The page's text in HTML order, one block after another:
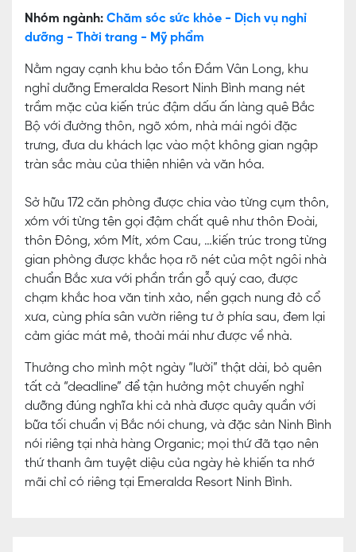
Nhóm ngành: Chăm sóc sức khỏe - Dịch vụ nghỉ
dưỡng - Thời trang - Mỹ phẩm
Nằm ngay cạnh khu bảo tồn Đầm Vân Long, khu
nghỉ dưỡng Emeralda Resort Ninh Bình mang nét
trầm mặc của kiến trúc đậm dấu ấn làng quê Bắc
Bộ với đường thôn, ngõ xóm, nhà mái ngói đặc
trưng, đưa du khách lạc vào một không gian ngập
tràn sắc màu của thiên nhiên và văn hóa.
Sở hữu 172 căn phòng được chia vào từng cụm thôn,
xóm với từng tên gọi đậm chất quê như thôn Đoài,
thôn Đông, xóm Mít, xóm Cau, …kiến trúc trong từng
gian phòng được khắc họa rõ nét của một ngôi nhà
chuẩn Bắc xưa với phần trần gỗ quý cao, được
chạm khắc hoa văn tinh xảo, nền gạch nung đỏ cổ
xưa, cùng phía sân vườn riêng tư ở phía sau, đem lại
cảm giác mát mẻ, thoải mái như được về nhà.
Thưởng cho mình một ngày “lười” thật dài, bỏ quên
tất cả “deadline” để tận hưởng một chuyến nghỉ
dưỡng đúng nghĩa khi cả nhà được quây quần với
bữa tối chuẩn vị Bắc nói chung, và đặc sản Ninh Bình
nói riêng tại nhà hàng Organic; mọi thứ đã tạo nên
thứ thanh âm tuyệt diệu của ngày hè khiến ta nhớ
mãi chỉ có riêng tại Emeralda Resort Ninh Bình.